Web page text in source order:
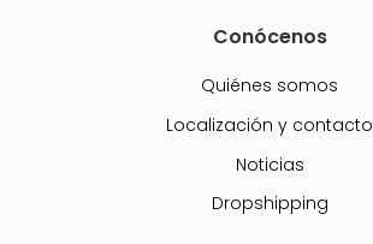
Conócenos
Quiénes somos
Localización y contacto
Noticias
Dropshipping